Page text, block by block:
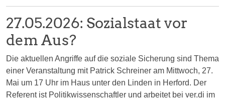
27.05.2026: Sozialstaat vor
dem Aus?
Die aktuellen Angriffe auf die soziale Sicherung sind Thema
einer Veranstaltung mit Patrick Schreiner am Mittwoch, 27.
Mai um 17 Uhr im Haus unter den Linden in Herford. Der
Referent ist Politikwissenschaftler und arbeitet bei ver.di im